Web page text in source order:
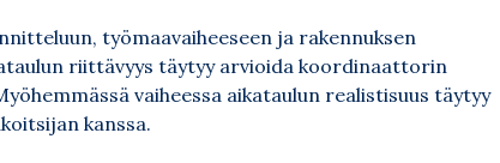
työmaavaiheeseen ja rakennuksen
riittävyys täytyy arvioida koordinaattorin
vaiheessa aikataulun realistisuus täytyy
kanssa.